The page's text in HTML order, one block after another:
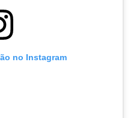
no Instagram